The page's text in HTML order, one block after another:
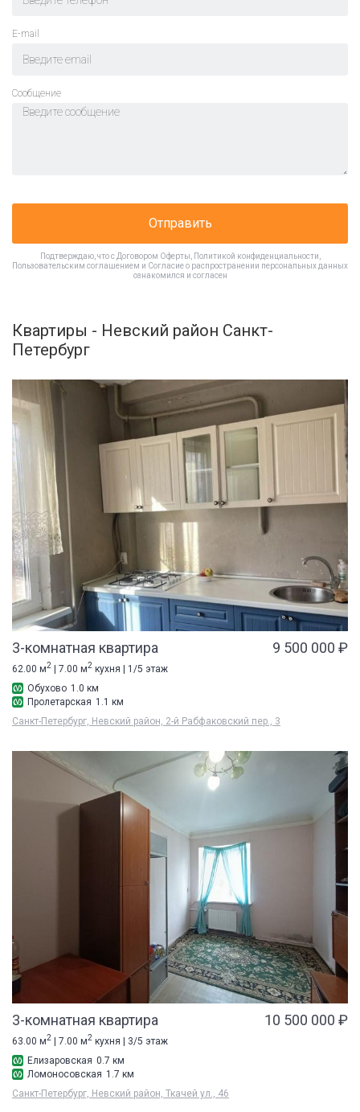
E-mail
Cообщение
Отправить
Подтверждаю, что с Договором Оферты Политикой конфиденциальности
Пользовательским соглашением и Согласие о распространении персональных данных
ознакомился и согласен
Квартиры - Невский район Санкт-
Петербург
3-комнатная квартира 9 500 000 ₽
62.00 м2 | 7.00 м2 кухня | 1/5 этаж
Обухово 1.0 км
Пролетарская 1.1 км
Санкт-Петербург, Невский район, 2-й Рабфаковский пер., 3
3-комнатная квартира 10 500 000 ₽
63.00 м2 | 7.00 м2 кухня | 3/5 этаж
Елизаровская 0.7 км
Ломоносовская 1.7 км
Санкт-Петербург, Невский район, Ткачей ул., 46